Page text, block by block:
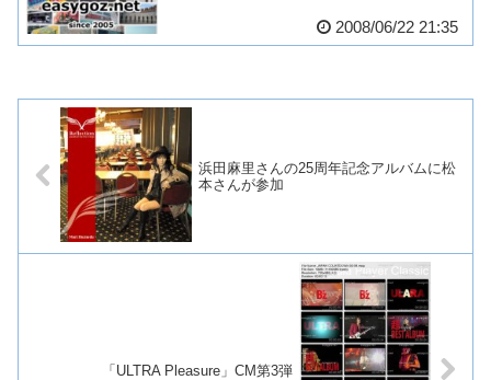
2008/06/22 21:35
浜田麻里さんの25周年記念アルバムに松
本さんが参加
「ULTRA Pleasure」CM第3弾